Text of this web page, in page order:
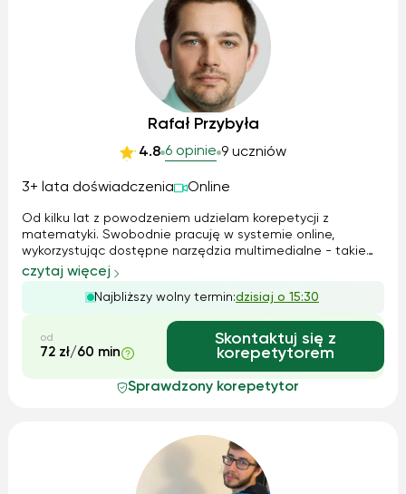
Rafał Przybyła
4.8 6 opinie 9 uczniów
3+ lata doświadczenia Online
Od kilku lat z powodzeniem udzielam korepetycji z
matematyki. Swobodnie pracuję w systemie online,
wykorzystując dostępne narzędzia multimedialne - takie
jak wirtualna tablica i prezentacje. Mam dobry kontakt z
uczniami, praca z nimi sprawia mi dużo radości i satysfakcji.
Potrafię efektywnie przekaz...
czytaj więcej
Najbliższy wolny termin:dzisiaj o 15:30
od
72 zł/60 min
Skontaktuj się z
korepetytorem
Sprawdzony korepetytor